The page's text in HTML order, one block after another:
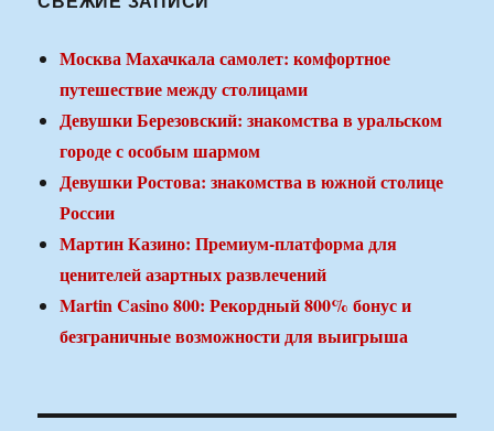
Москва Махачкала самолет: комфортное
путешествие между столицами
Девушки Березовский: знакомства в уральском
городе с особым шармом
Девушки Ростова: знакомства в южной столице
России
Мартин Казино: Премиум-платформа для
ценителей азартных развлечений
Martin Casino 800: Рекордный 800% бонус и
безграничные возможности для выигрыша